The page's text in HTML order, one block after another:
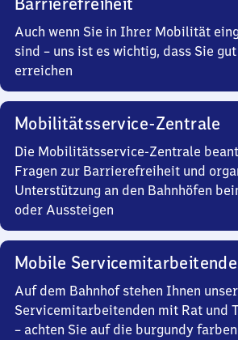
Auch wenn Sie in Ihrer Mobilität
sind – uns ist es wichtig, dass Sie
erreichen
Mobilitätsservice-Zentrale
Die Mobilitätsservice-Zentrale
Fragen zur Barrierefreiheit und
Unterstützung an den Bahnhöfen
oder Aussteigen
Mobile Servicemitarbeitende
Auf dem Bahnhof stehen Ihnen
Servicemitarbeitenden mit Rat und
– achten Sie auf die burgundy